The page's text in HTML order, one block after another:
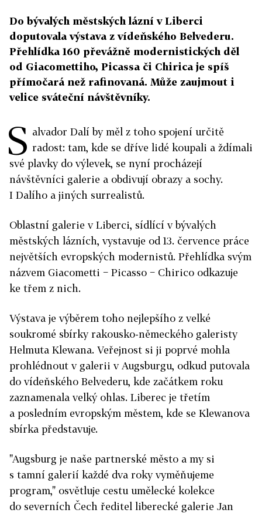
Do bývalých městských lázní v Liberci
doputovala výstava z vídeňského Belvederu.
Přehlídka 160 převážně modernistických děl
od Giacomettiho, Picassa či Chirica je spíš
přímočará než rafinovaná. Může zaujmout i
velice sváteční návštěvníky.
S alvador Dalí by měl z toho spojení určitě
radost: tam, kde se dříve lidé koupali a ždímali
své plavky do výlevek, se nyní procházejí
návštěvníci galerie a obdivují obrazy a sochy.
I Dalího a jiných surrealistů.
Oblastní galerie v Liberci, sídlící v bývalých
městských lázních, vystavuje od 13. července práce
největších evropských modernistů. Přehlídka svým
názvem Giacometti − Picasso − Chirico odkazuje
ke třem z nich.
Výstava je výběrem toho nejlepšího z velké
soukromé sbírky rakousko-německého galeristy
Helmuta Klewana. Veřejnost si ji poprvé mohla
prohlédnout v galerii v Augsburgu, odkud putovala
do vídeňského Belvederu, kde začátkem roku
zaznamenala velký ohlas. Liberec je třetím
a posledním evropským městem, kde se Klewanova
sbírka představuje.
"Augsburg je naše partnerské město a my si
s tamní galerií každé dva roky vyměňujeme
program," osvětluje cestu umělecké kolekce
do severních Čech ředitel liberecké galerie Jan